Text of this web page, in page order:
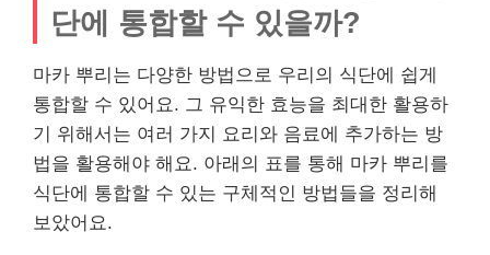
단에 통합할 수 있을까?
마카 뿌리는 다양한 방법으로 우리의 식단에 쉽게
통합할 수 있어요. 그 유익한 효능을 최대한 활용하
기 위해서는 여러 가지 요리와 음료에 추가하는 방
법을 활용해야 해요. 아래의 표를 통해 마카 뿌리를
식단에 통합할 수 있는 구체적인 방법들을 정리해
보았어요.